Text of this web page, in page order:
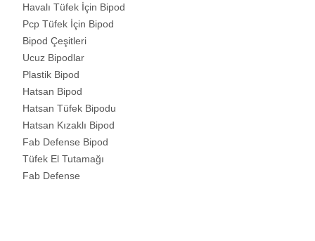
Havalı Tüfek İçin Bipod
Pcp Tüfek İçin Bipod
Bipod Çeşitleri
Ucuz Bipodlar
Plastik Bipod
Hatsan Bipod
Hatsan Tüfek Bipodu
Hatsan Kızaklı Bipod
Fab Defense Bipod
Tüfek El Tutamağı
Fab Defense